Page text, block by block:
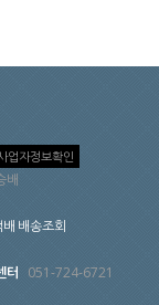
업자정보확인
배
배송조회
터 051-724-6721